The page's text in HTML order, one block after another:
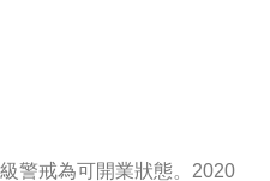
警戒為可開業狀態。2020